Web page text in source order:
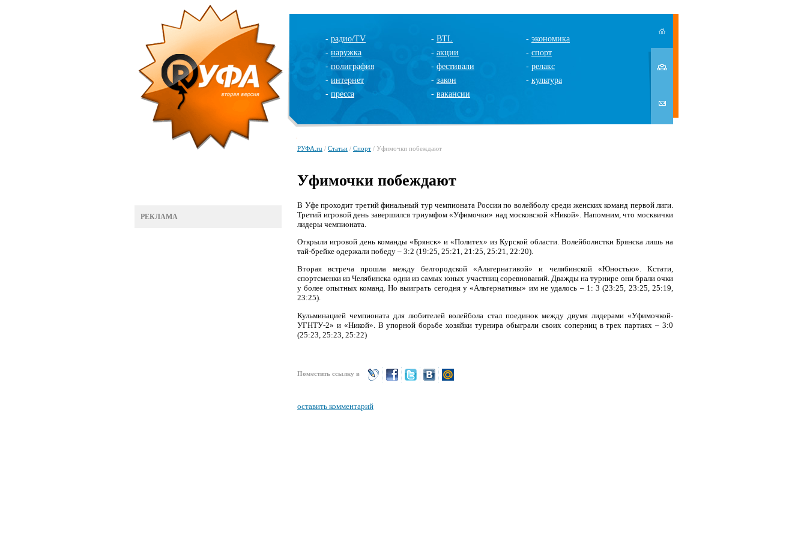
- радио/TV
- наружка
- полиграфия
- интернет
- пресса
- BTL
- акции
- фестивали
- закон
- вакансии
- экономика
- спорт
- релакс
- культура
РЕКЛАМА
РУФА.ru / Статьи / Спорт / Уфимочки побеждают
Уфимочки побеждают
В Уфе проходит третий финальный тур чемпионата России по волейболу среди женских команд первой лиги.
Третий игровой день завершился триумфом «Уфимочки» над московской «Никой». Напомним, что москвички
лидеры чемпионата.
Открыли игровой день команды «Брянск» и «Политех» из Курской области. Волейболистки Брянска лишь на
тай-брейке одержали победу – 3:2 (19:25, 25:21, 21:25, 25:21, 22:20).
Вторая встреча прошла между белгородской «Альтернативой» и челябинской «Юностью». Кстати,
спортсменки из Челябинска одни из самых юных участниц соревнований. Дважды на турнире они брали очки
у более опытных команд. Но выиграть сегодня у «Альтернативы» им не удалось – 1: 3 (23:25, 23:25, 25:19,
23:25).
Кульминацией чемпионата для любителей волейбола стал поединок между двумя лидерами «Уфимочкой-
УГНТУ-2» и «Никой». В упорной борьбе хозяйки турнира обыграли своих соперниц в трех партиях – 3:0
(25:23, 25:23, 25:22)
Поместить ссылку в
оставить комментарий